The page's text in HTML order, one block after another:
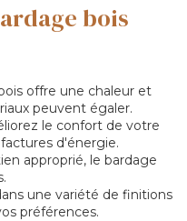
bois
offre une chaleur et
peuvent égaler.
le confort de votre
d'énergie.
approprié, le bardage
une variété de finitions
préférences.